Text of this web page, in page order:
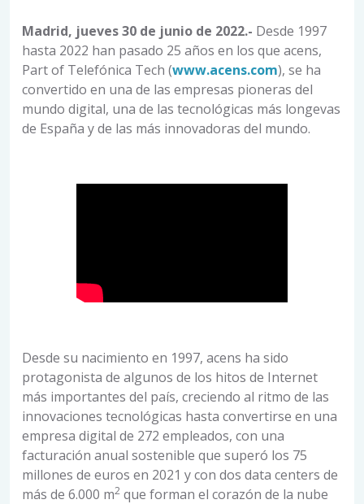
Madrid, jueves 30 de junio de 2022.- Desde 1997
hasta 2022 han pasado 25 años en los que acens,
Part of Telefónica Tech (www.acens.com), se ha
convertido en una de las empresas pioneras del
mundo digital, una de las tecnológicas más longevas
de España y de las más innovadoras del mundo.
Desde su nacimiento en 1997, acens ha sido
protagonista de algunos de los hitos de Internet
más importantes del país, creciendo al ritmo de las
innovaciones tecnológicas hasta convertirse en una
empresa digital de 272 empleados, con una
facturación anual sostenible que superó los 75
millones de euros en 2021 y con dos data centers de
más de 6.000 m2 que forman el corazón de la nube